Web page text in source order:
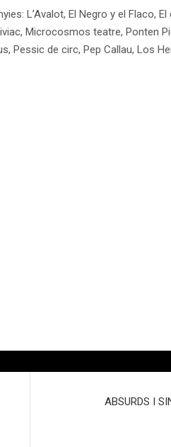
L’Avalot, El Negro y el Flaco,
Microcosmos teatre, Ponten
Pessic de circ, Pep Callau, Los
ABSURDS I